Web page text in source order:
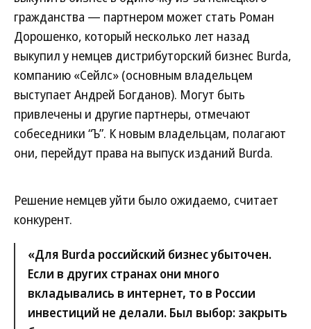
гражданства — партнером может стать Роман
Дорошенко, который несколько лет назад
выкупил у немцев дистрибуторский бизнес Burda,
компанию «Сейлс» (основным владельцем
выступает Андрей Богданов). Могут быть
привлечены и другие партнеры, отмечают
собеседники “Ъ”. К новым владельцам, полагают
они, перейдут права на выпуск изданий Burda.
Решение немцев уйти было ожидаемо, считает
конкурент.
«Для Burda российский бизнес убыточен.
Если в других странах они много
вкладывались в интернет, то в России
инвестиций не делали. Был выбор: закрыть